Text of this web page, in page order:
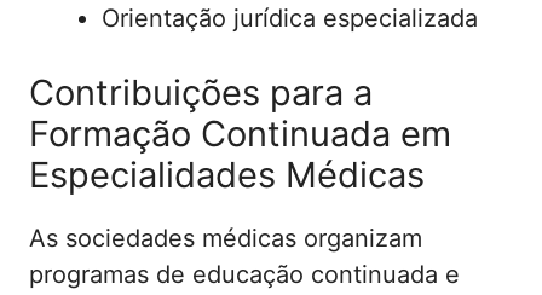
Orientação jurídica especializada
Contribuições para a
Formação Continuada em
Especialidades Médicas
As sociedades médicas organizam
programas de educação continuada e